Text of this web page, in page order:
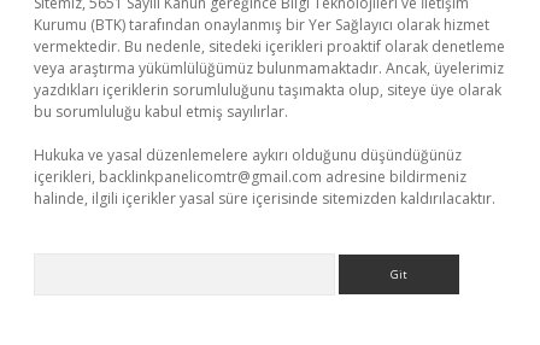
Kurumu (BTK) tarafından onaylanmış bir Yer Sağlayıcı olarak hizmet
vermektedir. Bu nedenle, sitedeki içerikleri proaktif olarak denetleme
veya araştırma yükümlülüğümüz bulunmamaktadır. Ancak, üyelerimiz
yazdıkları içeriklerin sorumluluğunu taşımakta olup, siteye üye olarak
bu sorumluluğu kabul etmiş sayılırlar.
Hukuka ve yasal düzenlemelere aykırı olduğunu düşündüğünüz
içerikleri, backlinkpanelicomtr@gmail.com adresine bildirmeniz
halinde, ilgili içerikler yasal süre içerisinde sitemizden kaldırılacaktır.